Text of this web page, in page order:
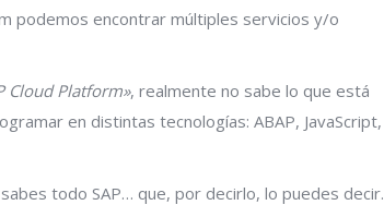
podemos encontrar múltiples servicios y/o
Cloud Platform», realmente no sabe lo que está
en distintas tecnologías: ABAP, JavaScript,
todo SAP… que, por decirlo, lo puedes decir.